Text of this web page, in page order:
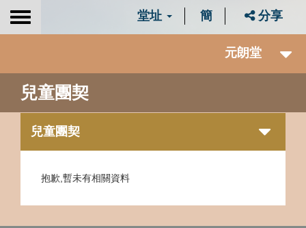
Toggle
堂址 簡 分享
元朗堂
兒童團契
兒童團契
抱歉,暫未有相關資料